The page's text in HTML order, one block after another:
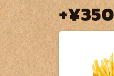
+¥350